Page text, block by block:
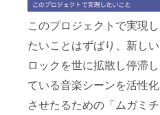
このプロジェクトで実現し
たいことはずばり、新しい
ロックを世に拡散し停滞し
ている音楽シーンを活性化
させたるための「ムガミチ